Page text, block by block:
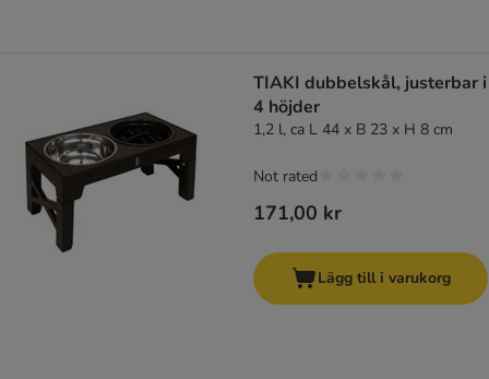
TIAKI dubbelskål, justerbar i
4 höjder
1,2 l, ca L 44 x B 23 x H 8 cm
171,00 kr
Not rated
Lägg till i varukorg